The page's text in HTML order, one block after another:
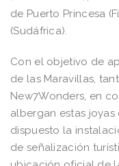
de Puerto Princesa
(Sudáfrica).
Con el objetivo de
de las Maravillas,
New7Wonders, en
albergan estas joyas
dispuesto la
de señalización